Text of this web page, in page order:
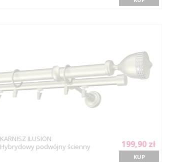
KARNISZ ILUSION
Hybrydowy podwójny ścienny
199,90 zł
KUP